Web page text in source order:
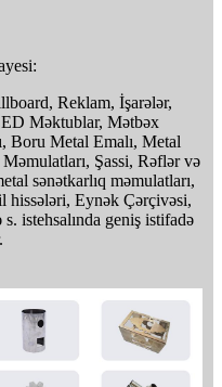
Reklam, İşarələr,
Məktublar, Mətbəx
Boru Metal Emalı, Metal
Şassi, Rəflər və
sənətkarlıq məmulatları,
hissələri, Eynək Çərçivəsi,
istehsalında geniş istifadə